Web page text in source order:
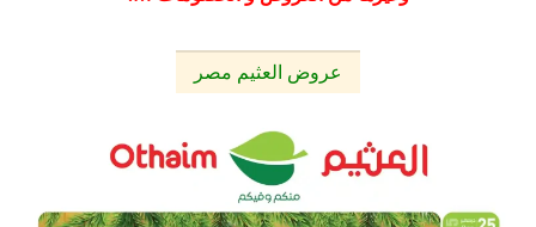
عروض العثيم مصر